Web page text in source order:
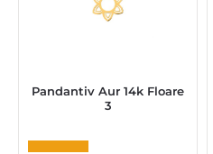
Pandantiv Aur 14k Floare
3